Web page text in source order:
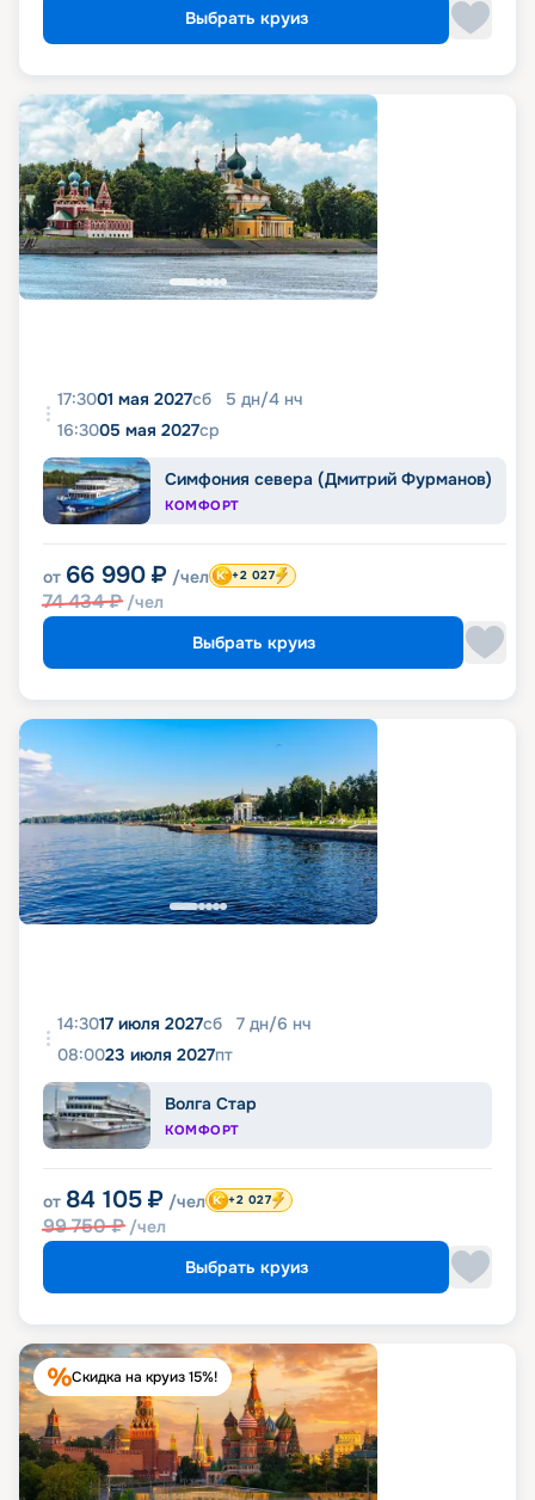
Выбрать круиз
17:3001 мая 2027сб 5 дн/4 нч
16:3005 мая 2027ср
Симфония севера (Дмитрий Фурманов)
КОМФОРТ
от 66 990 ₽ /чел
74 434₽ /чел
+2 027
Выбрать круиз
14:3017 июля 2027сб 7 дн/6 нч
08:0023 июля 2027пт
Волга Стар
КОМФОРТ
от 84 105 ₽ /чел
99 750₽ /чел
+2 027
Выбрать круиз
Скидка на круиз 15%!